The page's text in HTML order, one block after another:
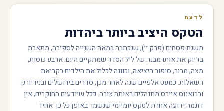
לדעת
הטקס היציב ביותר ביהדות
משנת פסחים (פרק י׳), שנכתבה במאה השנייה לספירה, מתארת
בדיוק את אותו מבנה של ליל הסדר שמתקיים היום: ארבע כוסות,
מצה, מרור, סיפור היציאה, וכוונה לכלול את הילדים בקריאת
השאלות. כמעט אלפיים שנה לאחר מכן, סדרים בירושלים ובניו יורק
ובבואנוס איירס מתנהלים באותה צורה. ככל שיודעים החוקרים, אין
דוגמה ידועה אחרת לטקס יומיומי שנשמר באופן כל כך אחיד